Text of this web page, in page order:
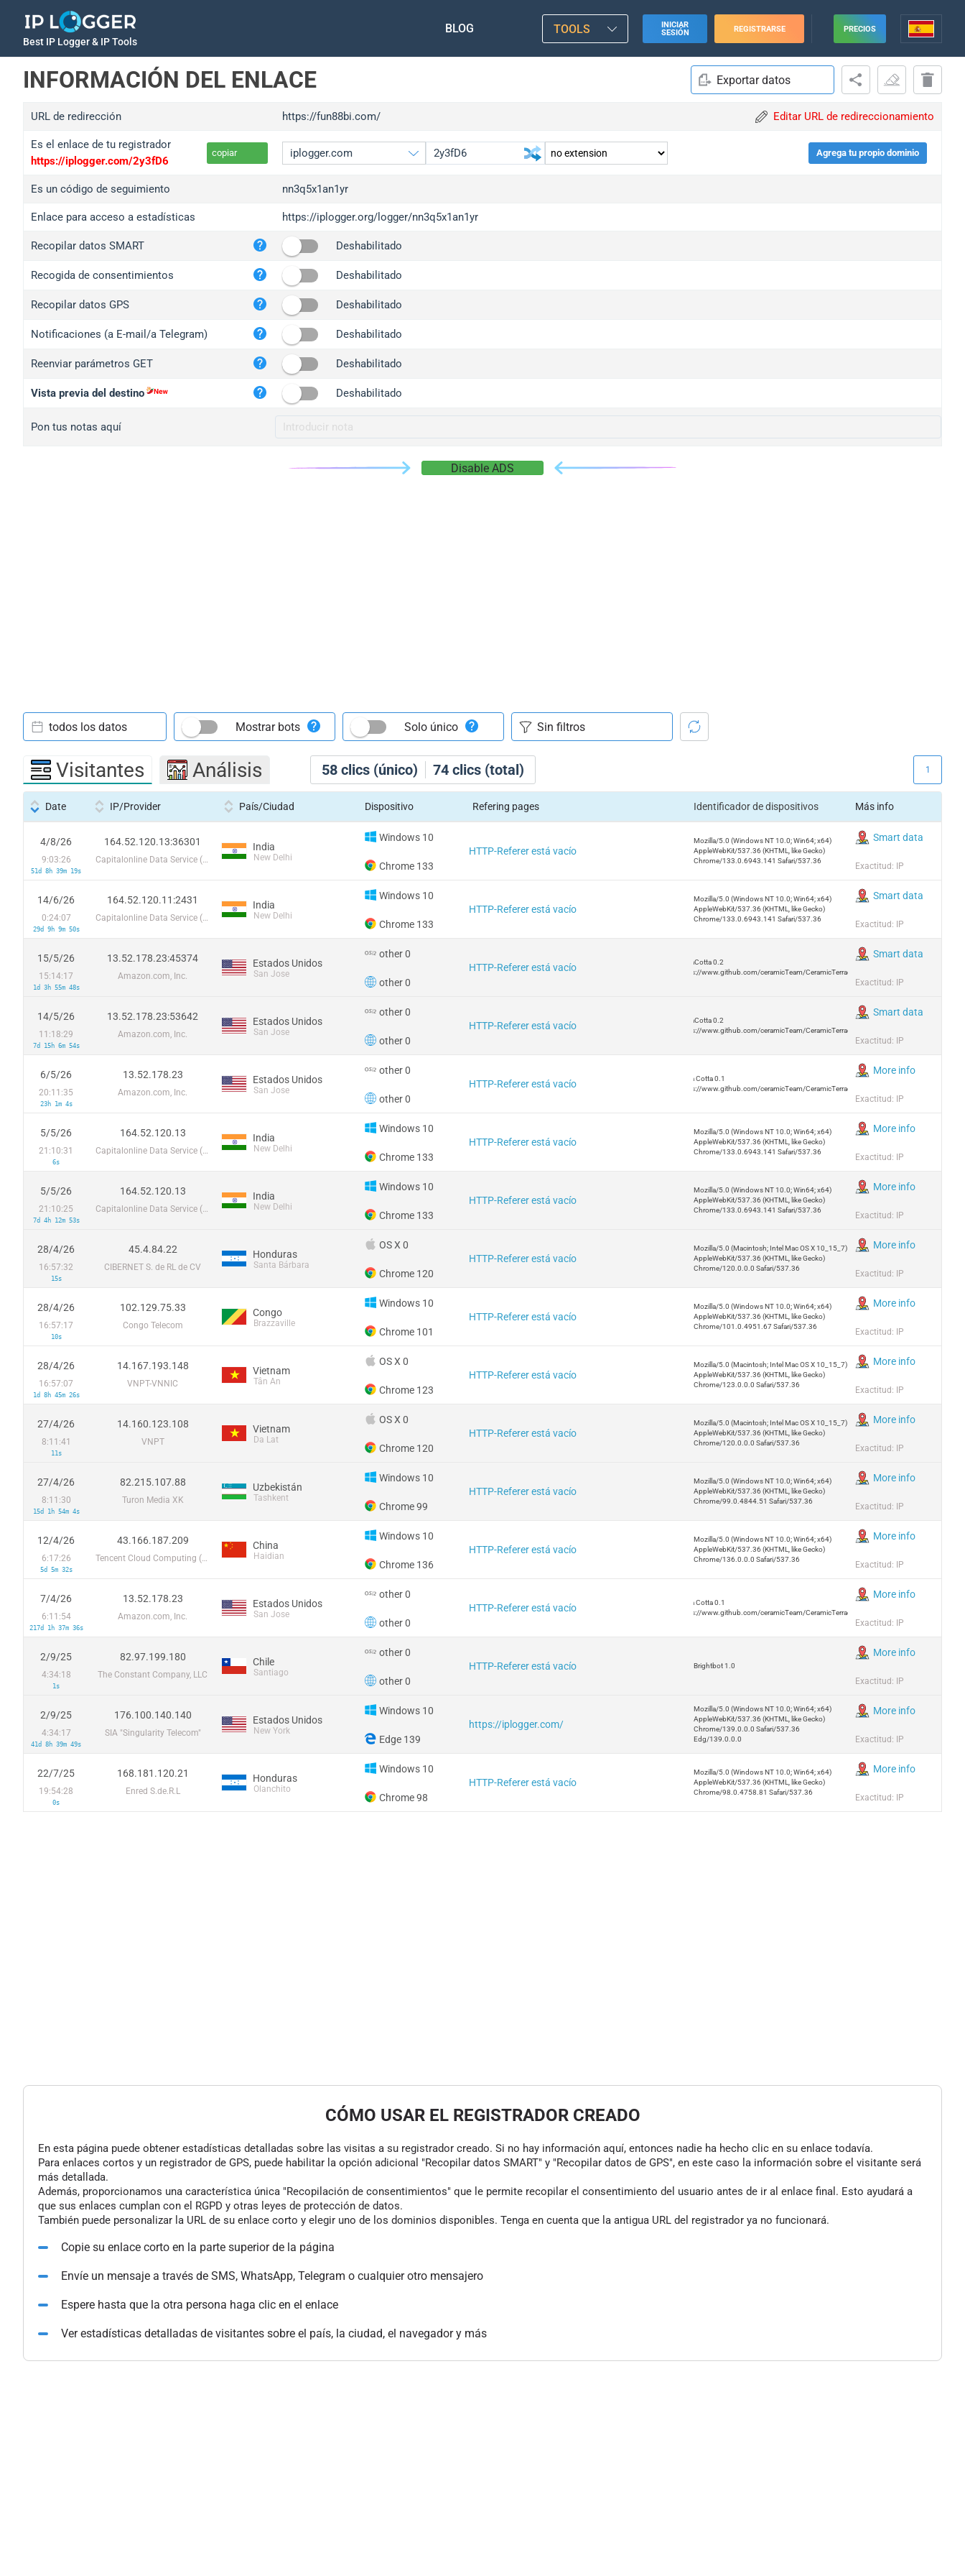
Best IP Logger & IP Tools
BLOG TOOLS
INICIAR
SESIÓN
REGISTRARSE PRECIOS
INFORMACIÓN DEL ENLACE Exportar datos
URL de redirección https://fun88bi.com/ Editar URL de redireccionamiento
Es el enlace de tu registrador
https://iplogger.com/2y3fD6
copiar
iplogger.org
wl.gl
ed.tc
iplogger.com
iplogger.co
2no.co
yip.su
iplogger.info
Agrega tu propio dominio
Es un código de seguimiento nn3q5x1an1yr
Enlace para acceso a estadísticas https://iplogger.org/logger/nn3q5x1an1yr
Recopilar datos SMART Deshabilitado
Recogida de consentimientos Deshabilitado
Recopilar datos GPS Deshabilitado
Notificaciones (a E-mail/a Telegram) Deshabilitado
Reenviar parámetros GET Deshabilitado
Vista previa del destino Deshabilitado
Pon tus notas aquí
Disable ADS
58 clics (único) 74 clics (total)
todos los datos Mostrar bots Solo único
Visitantes Análisis 1
Date IP/Provider País/Ciudad Dispositivo Refering pages Identificador de dispositivos Más info
4/8/26
9:03:26
51d 8h 39m 19s
164.52.120.13:36301
Capitalonline Data Service (HK) Co
India
New Delhi
Windows 10
Chrome 133
HTTP-Referer está vacío
Mozilla/5.0 (Windows NT 10.0; Win64; x64)
AppleWebKit/537.36 (KHTML, like Gecko)
Chrome/133.0.6943.141 Safari/537.36
Smart data
Exactitud: IP
14/6/26
0:24:07
29d 9h 9m 50s
164.52.120.11:2431
Capitalonline Data Service (HK) Co
India
New Delhi
Windows 10
Chrome 133
HTTP-Referer está vacío
Mozilla/5.0 (Windows NT 10.0; Win64; x64)
AppleWebKit/537.36 (KHTML, like Gecko)
Chrome/133.0.6943.141 Safari/537.36
Smart data
Exactitud: IP
15/5/26
15:14:17
1d 3h 55m 48s
13.52.178.23:45374
Amazon.com, Inc.
Estados Unidos
San Jose
other 0
other 0
HTTP-Referer está vacío
TerraCotta 0.2
https://www.github.com/ceramicTeam/CeramicTerracotta
Smart data
Exactitud: IP
14/5/26
11:18:29
7d 15h 6m 54s
13.52.178.23:53642
Amazon.com, Inc.
Estados Unidos
San Jose
other 0
other 0
HTTP-Referer está vacío
TerraCotta 0.2
https://www.github.com/ceramicTeam/CeramicTerracotta
Smart data
Exactitud: IP
6/5/26
20:11:35
23h 1m 4s
13.52.178.23
Amazon.com, Inc.
Estados Unidos
San Jose
other 0
other 0
HTTP-Referer está vacío
Terra Cotta 0.1
https://www.github.com/ceramicTeam/CeramicTerracotta
More info
Exactitud: IP
5/5/26
21:10:31
6s
164.52.120.13
Capitalonline Data Service (HK) Co
India
New Delhi
Windows 10
Chrome 133
HTTP-Referer está vacío
Mozilla/5.0 (Windows NT 10.0; Win64; x64)
AppleWebKit/537.36 (KHTML, like Gecko)
Chrome/133.0.6943.141 Safari/537.36
More info
Exactitud: IP
5/5/26
21:10:25
7d 4h 12m 53s
164.52.120.13
Capitalonline Data Service (HK) Co
India
New Delhi
Windows 10
Chrome 133
HTTP-Referer está vacío
Mozilla/5.0 (Windows NT 10.0; Win64; x64)
AppleWebKit/537.36 (KHTML, like Gecko)
Chrome/133.0.6943.141 Safari/537.36
More info
Exactitud: IP
28/4/26
16:57:32
15s
45.4.84.22
CIBERNET S. de RL de CV
Honduras
Santa Bárbara
OS X 0
Chrome 120
HTTP-Referer está vacío
Mozilla/5.0 (Macintosh; Intel Mac OS X 10_15_7)
AppleWebKit/537.36 (KHTML, like Gecko)
Chrome/120.0.0.0 Safari/537.36
More info
Exactitud: IP
28/4/26
16:57:17
10s
102.129.75.33
Congo Telecom
Congo
Brazzaville
Windows 10
Chrome 101
HTTP-Referer está vacío
Mozilla/5.0 (Windows NT 10.0; Win64; x64)
AppleWebKit/537.36 (KHTML, like Gecko)
Chrome/101.0.4951.67 Safari/537.36
More info
Exactitud: IP
28/4/26
16:57:07
1d 8h 45m 26s
14.167.193.148
VNPT-VNNIC
Vietnam
Tân An
OS X 0
Chrome 123
HTTP-Referer está vacío
Mozilla/5.0 (Macintosh; Intel Mac OS X 10_15_7)
AppleWebKit/537.36 (KHTML, like Gecko)
Chrome/123.0.0.0 Safari/537.36
More info
Exactitud: IP
27/4/26
8:11:41
11s
14.160.123.108
VNPT
Vietnam
Da Lat
OS X 0
Chrome 120
HTTP-Referer está vacío
Mozilla/5.0 (Macintosh; Intel Mac OS X 10_15_7)
AppleWebKit/537.36 (KHTML, like Gecko)
Chrome/120.0.0.0 Safari/537.36
More info
Exactitud: IP
27/4/26
8:11:30
15d 1h 54m 4s
82.215.107.88
Turon Media XK
Uzbekistán
Tashkent
Windows 10
Chrome 99
HTTP-Referer está vacío
Mozilla/5.0 (Windows NT 10.0; Win64; x64)
AppleWebKit/537.36 (KHTML, like Gecko)
Chrome/99.0.4844.51 Safari/537.36
More info
Exactitud: IP
12/4/26
6:17:26
5d 5m 32s
43.166.187.209
Tencent Cloud Computing (Beijing) Co
China
Haidian
Windows 10
Chrome 136
HTTP-Referer está vacío
Mozilla/5.0 (Windows NT 10.0; Win64; x64)
AppleWebKit/537.36 (KHTML, like Gecko)
Chrome/136.0.0.0 Safari/537.36
More info
Exactitud: IP
7/4/26
6:11:54
217d 1h 37m 36s
13.52.178.23
Amazon.com, Inc.
Estados Unidos
San Jose
other 0
other 0
HTTP-Referer está vacío
Terra Cotta 0.1
https://www.github.com/ceramicTeam/CeramicTerracotta
More info
Exactitud: IP
2/9/25
4:34:18
1s
82.97.199.180
The Constant Company, LLC
Chile
Santiago
other 0
other 0
HTTP-Referer está vacío Brightbot 1.0
More info
Exactitud: IP
2/9/25
4:34:17
41d 8h 39m 49s
176.100.140.140
SIA "Singularity Telecom"
Estados Unidos
New York
Windows 10
Edge 139
https://iplogger.com/
Mozilla/5.0 (Windows NT 10.0; Win64; x64)
AppleWebKit/537.36 (KHTML, like Gecko)
Chrome/139.0.0.0 Safari/537.36
Edg/139.0.0.0
More info
Exactitud: IP
22/7/25
19:54:28
0s
168.181.120.21
Enred S.de.R.L
Honduras
Olanchito
Windows 10
Chrome 98
HTTP-Referer está vacío
Mozilla/5.0 (Windows NT 10.0; Win64; x64)
AppleWebKit/537.36 (KHTML, like Gecko)
Chrome/98.0.4758.81 Safari/537.36
More info
Exactitud: IP
CÓMO USAR EL REGISTRADOR CREADO
En esta página puede obtener estadísticas detalladas sobre las visitas a su registrador creado. Si no hay información aquí, entonces nadie ha hecho clic en su enlace todavía.
Para enlaces cortos y un registrador de GPS, puede habilitar la opción adicional "Recopilar datos SMART" y "Recopilar datos de GPS", en este caso la información sobre el visitante será
más detallada.
Además, proporcionamos una característica única "Recopilación de consentimientos" que le permite recopilar el consentimiento del usuario antes de ir al enlace final. Esto ayudará a
que sus enlaces cumplan con el RGPD y otras leyes de protección de datos.
También puede personalizar la URL de su enlace corto y elegir uno de los dominios disponibles. Tenga en cuenta que la antigua URL del registrador ya no funcionará.
Copie su enlace corto en la parte superior de la página
Envíe un mensaje a través de SMS, WhatsApp, Telegram o cualquier otro mensajero
Espere hasta que la otra persona haga clic en el enlace
Ver estadísticas detalladas de visitantes sobre el país, la ciudad, el navegador y más